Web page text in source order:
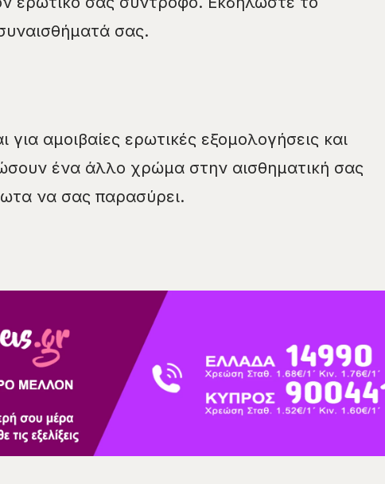
σας.
αμοιβαίες ερωτικές εξομολογήσεις και
ένα άλλο χρώμα στην αισθηματική σας
να σας παρασύρει.